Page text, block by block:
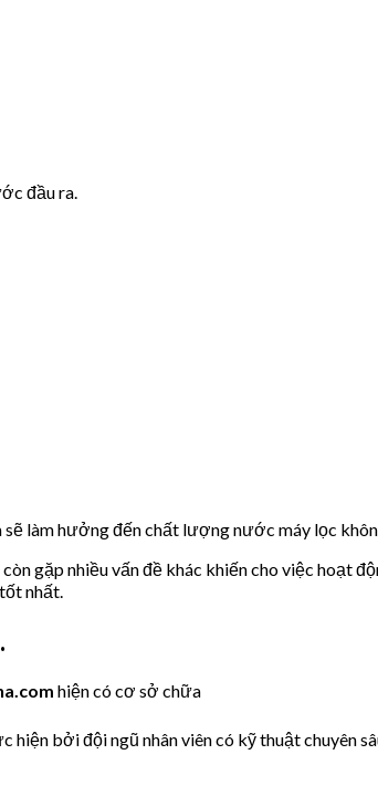
đầu ra.
làm hưởng đến chất lượng nước máy lọc
gặp nhiều vấn đề khác khiến cho việc hoạt
nhất.
hiện có cơ sở chữa
bởi đội ngũ nhân viên có kỹ thuật chuyên